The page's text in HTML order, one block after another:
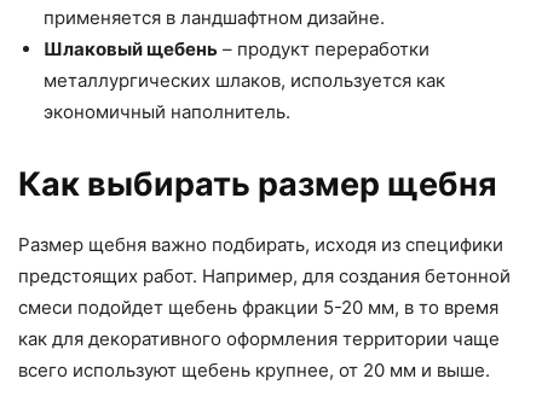
применяется в ландшафтном дизайне.
Шлаковый щебень – продукт переработки
металлургических шлаков, используется как
экономичный наполнитель.
Как выбирать размер щебня
Размер щебня важно подбирать, исходя из специфики
предстоящих работ. Например, для создания бетонной
смеси подойдет щебень фракции 5-20 мм, в то время
как для декоративного оформления территории чаще
всего используют щебень крупнее, от 20 мм и выше.